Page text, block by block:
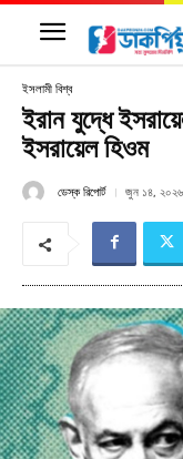
ইসলামী বিশ্ব
ইরান যুদ্ধে
ইসরায়েল হিওম
ডেস্ক রিপোর্ট জুন ১৪, ২০২৬